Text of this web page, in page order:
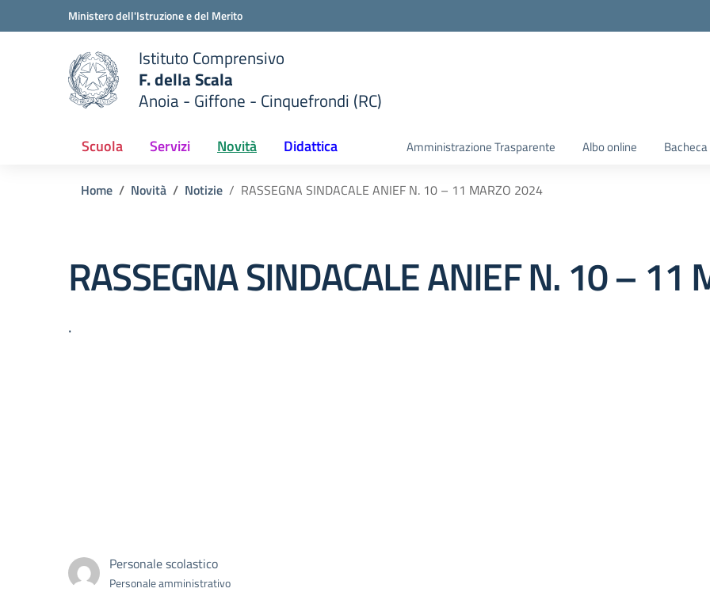
Vai ai contenuti
Vai al menu di navigazioneMinistero dell'Istruzione e del Merito
scuola
Istituto Comprensivo
F. della Scala
Anoia - Giffone - Cinquefrondi (RC)
Scuola Servizi Novità Didattica Amministrazione Trasparente Albo online
Home Novità Notizie RASSEGNA SINDACALE ANIEF N. 10 – 11 MARZO 2024
RASSEGNA SINDACALE ANIEF N. 10 – 11
.
Personale scolastico
Personale amministrativo